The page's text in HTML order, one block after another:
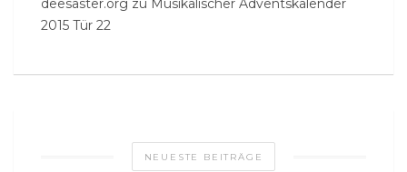
deesaster.org zu Musikalischer Adventskalender
2015 Tür 22
NEUESTE BEITRÄGE